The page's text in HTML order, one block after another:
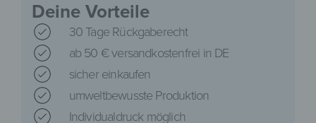
Deine Vorteile
30 Tage Rückgaberecht
ab 50 € versandkostenfrei in DE
sicher einkaufen
umweltbewusste Produktion
Individualdruck möglich